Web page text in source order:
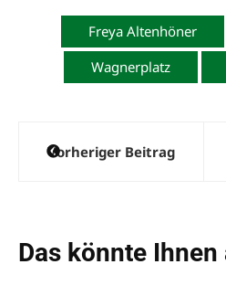
Freya Altenhöner
Wagnerplatz
Vorheriger Beitrag
Das könnte